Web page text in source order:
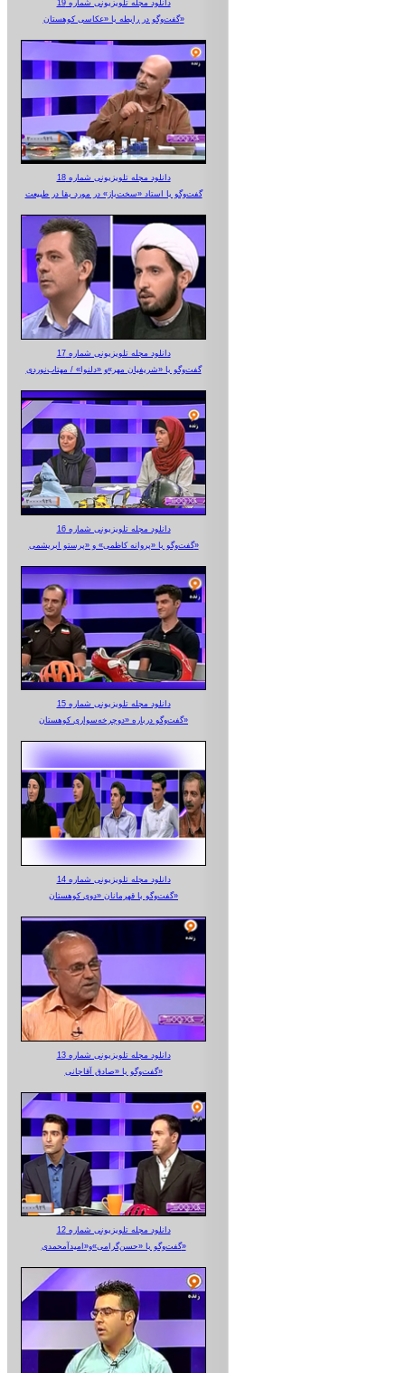
دانلود مجله تلویزیونی شماره 19
گفت‌وگو در رابطه با «عکاسی کوهستان»
دانلود مجله تلویزیونی شماره 18
گفت‌وگو با استاد «سخت‌باز» در مورد بقا در طبیعت
دانلود مجله تلویزیونی شماره 17
گفت‌وگو با «شریفیان مهر»‌و «دلنوا» / مهتاب‌نوردی
دانلود مجله تلویزیونی شماره 16
گفت‌وگو با «پروانه کاظمی» و «پرستو‌ ابریشمی»
دانلود مجله تلویزیونی شماره 15
گفت‌وگو درباره «دوچرخه‌سواری کوهستان»
دانلود مجله تلویزیونی شماره 14
گفت‌وگو با قهرمانان «دوی کوهستان»
دانلود مجله تلویزیونی شماره 13
گفت‌وگو با «صادق آقاجانی»
دانلود مجله تلویزیونی شماره 12
گفت‌وگو با «حسن‌گرامی»و«امیدآمحمدی»